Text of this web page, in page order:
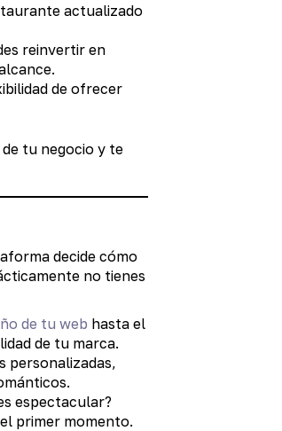
actualizado
reinvertir en
de ofrecer
tu negocio y te
decide cómo
no tienes
de tu web hasta el
de tu marca.
personalizadas,
espectacular?
primer momento.